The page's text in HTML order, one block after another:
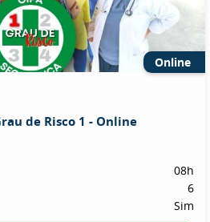
Online
de Risco 1 - Online
08h
6
Sim